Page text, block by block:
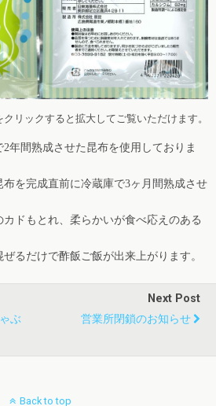
リックすると拡大してご覧いただけます。
年間熟成させた昆布を使用しておりま
を完成直前に冷蔵庫で3ヶ月間熟成させ
ドもとれ、柔らかいが食べ応えのある
るだけで酢飯ご飯が出来上がります。
ぶ
Next Post
営業所閉鎖のお知らせ
Back to top